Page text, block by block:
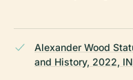
Alexander Wood
and History, 2022,